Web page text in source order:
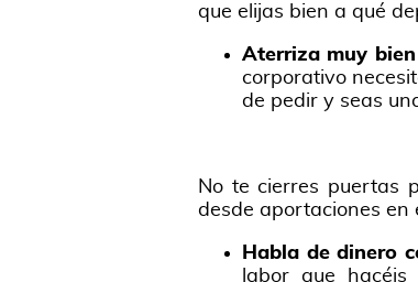
que elijas bien a qué
Aterriza muy
corporativo
de pedir y seas
No te cierres puertas
desde aportaciones en
Habla de dinero
labor que